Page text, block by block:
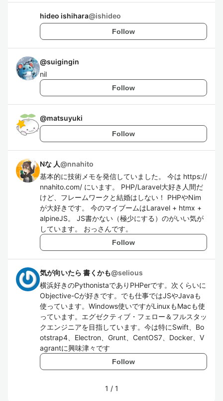
hideo ishihara@ishideo
Follow
@suigingin
nil
Follow
@matsuyuki
Follow
Nな 人@nnahito
基本的に技術メモを発信していました。 今は https://
nnahito.com/ にいます。 PHP/Laravel大好き人間だ
けど、フレームワークと結婚はしない！ PHPやNim
が大好きです。 今のマイブームはLaravel + htmx +
alpineJS。 JS書かない（極少にする）のがいい気が
しています。 おっさんです。
Follow
気が向いたら 書くかも@selious
横浜好きのPythonistaでありPHPerです。次くらいに
Objective-Cが好きです。でも仕事ではJSやJavaも
使っています。Windows使いですがLinuxもMacも使
っています。エグゼクティブ・フェロー＆フルスタッ
クエンジニアを目指しています。今は特にSwift、Bo
otstrap4、Electron、Grunt、CentOS7、Docker、V
agrantに興味津々です
Follow
1 / 1